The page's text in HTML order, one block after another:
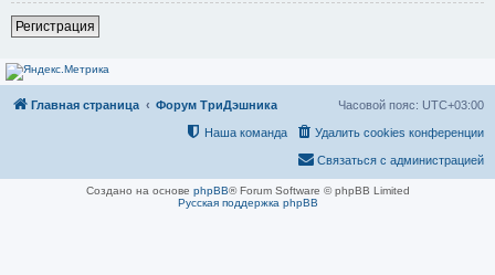
Регистрация
Главная страница Форум ТриДэшника Часовой пояс: UTC+03:00
Удалить cookies конференции
Наша команда
Связаться с администрацией
Создано на основе phpBB® Forum Software © phpBB Limited
Русская поддержка phpBB